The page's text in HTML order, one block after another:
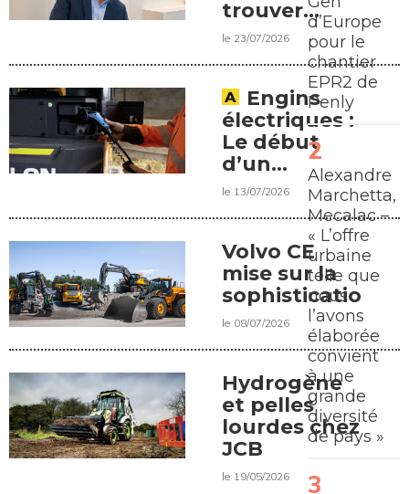
trouver
l’électricité »,
Plouzennec,
groupe
Colas
le 23/07/2026
Engins
électriques :
Le début
d’un
nouveau
chapitre ?
le 13/07/2026
Volvo CE
mise sur la
sophistication
le 08/07/2026
Hydrogène
et pelles
lourdes chez
JCB
le 19/05/2026
d’Europe
pour le
chantier
EPR2 de
Penly
Alexandre
Marchetta,
Mecalac –
« L’offre
urbaine
telle que
nous
l’avons
élaborée
convient
à une
grande
diversité
de pays »